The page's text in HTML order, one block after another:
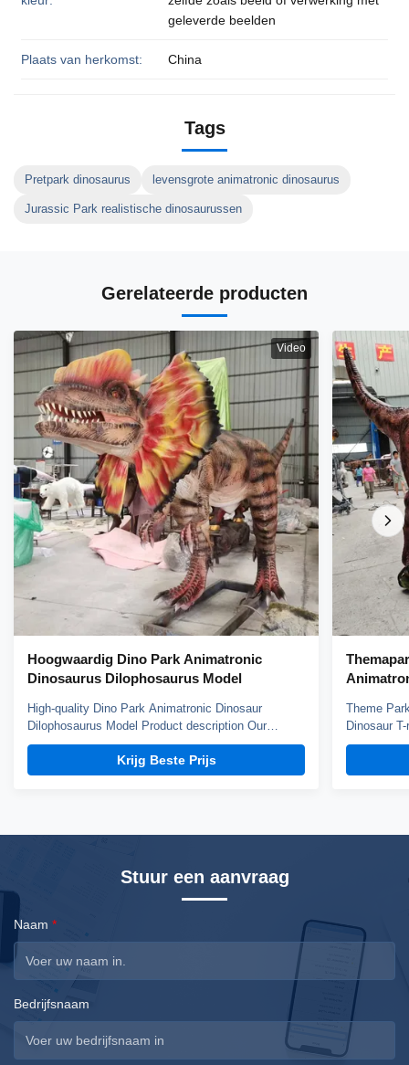
geleverde beelden
Plaats van herkomst: China
Tags
Pretpark dinosaurus levensgrote animatronic dinosaurus
Jurassic Park realistische dinosaurussen
Gerelateerde producten
Video
Hoogwaardig Dino Park Animatronic
Dinosaurus Dilophosaurus Model
High-quality Dino Park Animatronic Dinosaur
Dilophosaurus Model Product description Our
animatronic dinos adopt high density sponge,
national standerd steel, durable motors and elastic
fiber silicone skin. Waterproof, resistant to high
Krijg Beste Prijs
Theme
Dinosaur
fiber
Stuur een aanvraag
Naam *
Bedrijfsnaam